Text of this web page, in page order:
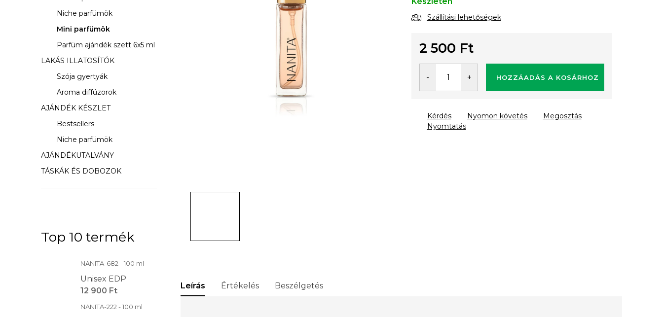
n
Niche parfümök
Mini parfümök
Parfüm ajándék szett 6x5 ml
LAKÁS ILLATOSÍTÓK
Szója gyertyák
Aroma diffúzorok
AJÁNDÉK KÉSZLET
Bestsellers
Niche parfümök
AJÁNDÉKUTALVÁNY
TÁSKÁK ÉS DOBOZOK
Top 10 termék
NANITA-682 - 100 ml
Unisex EDP
12 900 Ft
NANITA-222 - 100 ml
Szállítási lehetőségek
2 500 Ft
HOZZÁADÁS A KOSÁRHOZ
Nyomtatás
Kérdés Nyomon követés Megosztás
Leírás Értékelés Beszélgetés